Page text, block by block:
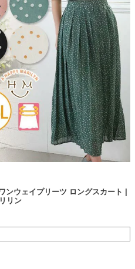
ウェイプリーツ ロングスカート |
リン